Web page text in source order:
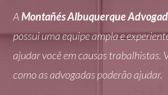
AMontañés Albuquerque
possuiuma equipe ampla e
ajudar você em causas trabalhistas.
como as advogadas poderão ajudar.